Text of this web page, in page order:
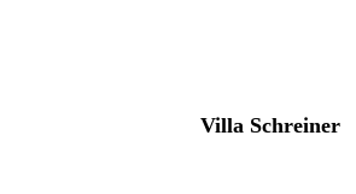
Villa Schreiner